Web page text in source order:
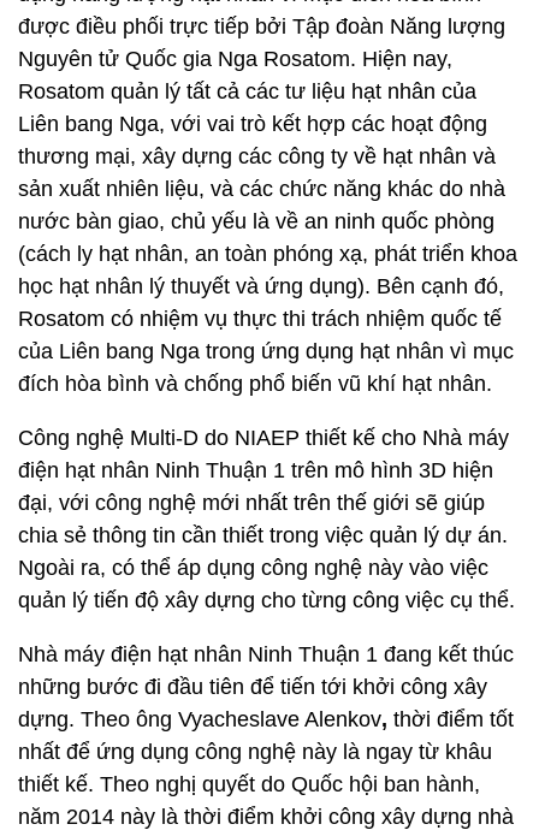
được điều phối trực tiếp bởi Tập đoàn Năng lượng
Nguyên tử Quốc gia Nga Rosatom. Hiện nay,
Rosatom quản lý tất cả các tư liệu hạt nhân của
Liên bang Nga, với vai trò kết hợp các hoạt động
thương mại, xây dựng các công ty về hạt nhân và
sản xuất nhiên liệu, và các chức năng khác do nhà
nước bàn giao, chủ yếu là về an ninh quốc phòng
(cách ly hạt nhân, an toàn phóng xạ, phát triển khoa
học hạt nhân lý thuyết và ứng dụng). Bên cạnh đó,
Rosatom có nhiệm vụ thực thi trách nhiệm quốc tế
của Liên bang Nga trong ứng dụng hạt nhân vì mục
đích hòa bình và chống phổ biến vũ khí hạt nhân.
Công nghệ Multi-D do NIAEP thiết kế cho Nhà máy
điện hạt nhân Ninh Thuận 1 trên mô hình 3D hiện
đại, với công nghệ mới nhất trên thế giới sẽ giúp
chia sẻ thông tin cần thiết trong việc quản lý dự án.
Ngoài ra, có thể áp dụng công nghệ này vào việc
quản lý tiến độ xây dựng cho từng công việc cụ thể.
Nhà máy điện hạt nhân Ninh Thuận 1 đang kết thúc
những bước đi đầu tiên để tiến tới khởi công xây
dựng. Theo ông Vyacheslave Alenkov, thời điểm tốt
nhất để ứng dụng công nghệ này là ngay từ khâu
thiết kế. Theo nghị quyết do Quốc hội ban hành,
năm 2014 này là thời điểm khởi công xây dựng nhà